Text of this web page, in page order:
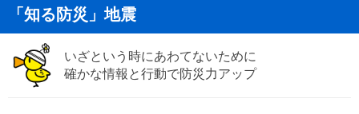
「知る防災」地震
いざという時にあわてないために
確かな情報と行動で防災力アップ